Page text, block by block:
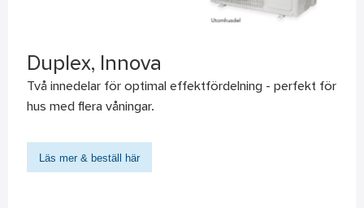
Duplex, Innova
Två innedelar för optimal effektfördelning - perfekt för
hus med flera våningar.
Läs mer & beställ här